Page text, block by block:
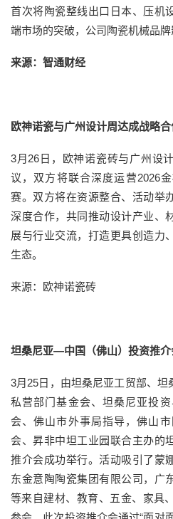
首次将陶瓷整线出口日本、压机
端市场的突破，公司陶瓷机械品牌
来源：智通财经
欧神诺瓷与广州设计周达成战略合
3月26日，欧神诺瓷砖与广州设
议，双方将联合深度运营2026
赛。双方将在资源整合、活动举
深度合作，共同推动设计产业、
展与行业交流，打造更具创造力
生态。
来源：欧神诺瓷砖
坦桑尼亚—中国（佛山）投资推介
3月25日，由坦桑尼亚工贸部、
私营部门基金会、坦桑尼亚投
会、佛山市外事局指导，佛山
会、昇非中坦工业园联合主办的
推介会成功举行。活动吸引了蒙
东金意陶陶瓷集团有限公司，广
等来自建材、教育、五金、家具